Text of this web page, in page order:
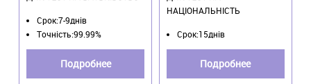
Срок:7-9днів
Точність:99.99%
Подробнее
НАЦІОНАЛЬНІСТЬ
Срок:15днів
Подробнее